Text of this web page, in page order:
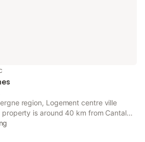
region, Logement centre ville
is around 40 km from Cantal
from Aurillac Congress Centre and 32
Golf Course.